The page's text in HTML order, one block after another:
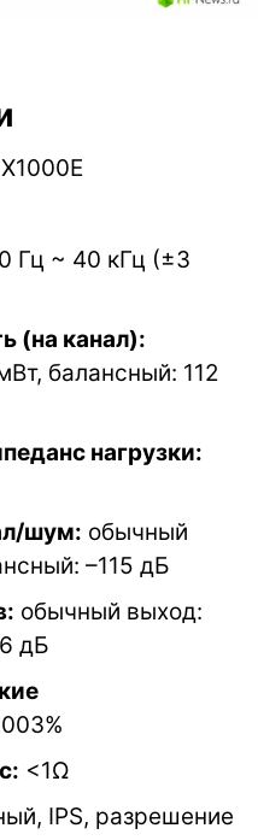
Гц ~ 40 кГц (±3
(на канал):
балансный: 112
нагрузки:
шум: обычный
–115 дБ
обычный выход:
дБ
<1Ω
IPS, разрешение